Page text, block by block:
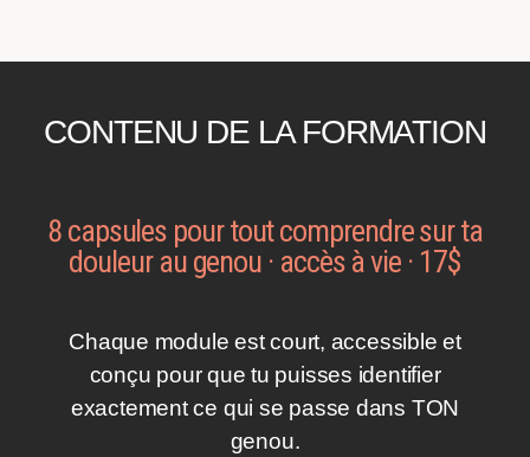
CONTENU DE LA FORMATION
8 capsules pour tout comprendre sur ta
douleur au genou · accès à vie · 17$
Chaque module est court, accessible et
conçu pour que tu puisses identifier
exactement ce qui se passe dans TON
genou.